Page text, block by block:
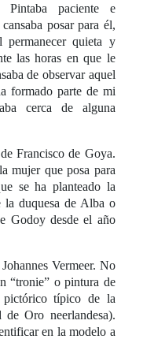
Pintaba paciente e
posar para él,
quieta y
las horas en que le
de observar aquel
formado parte de mi
cerca de alguna
Francisco de Goya.
mujer que posa para
se ha planteado la
la duquesa de Alba o
Godoy desde el año
Vermeer. No
“tronie” o pintura de
pictórico típico de la
Oro neerlandesa).
en la modelo a